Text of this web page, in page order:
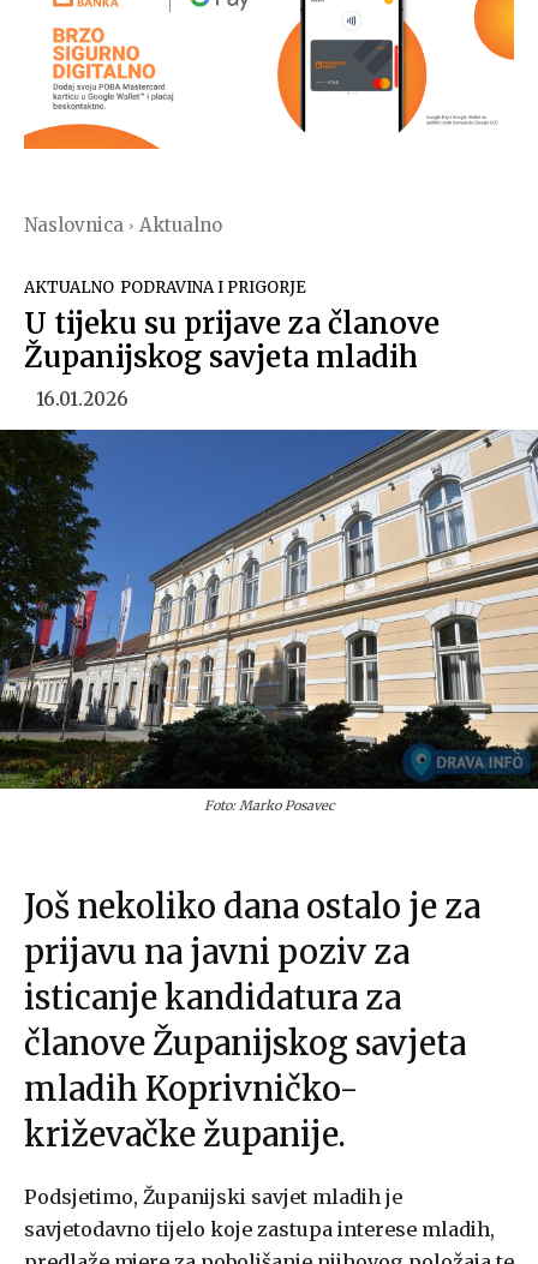
Naslovnica Aktualno
AKTUALNO PODRAVINA I PRIGORJE
U tijeku su prijave za članove
Županijskog savjeta mladih
16.01.2026
Foto: Marko Posavec
Još nekoliko dana ostalo je za
prijavu na javni poziv za
isticanje kandidatura za
članove Županijskog savjeta
mladih Koprivničko-
križevačke županije.
Podsjetimo, Županijski savjet mladih je
savjetodavno tijelo koje zastupa interese mladih,